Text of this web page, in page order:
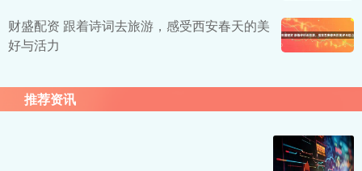
财盛配资 跟着诗词去旅游，感受西安春天的美
好与活力
推荐资讯